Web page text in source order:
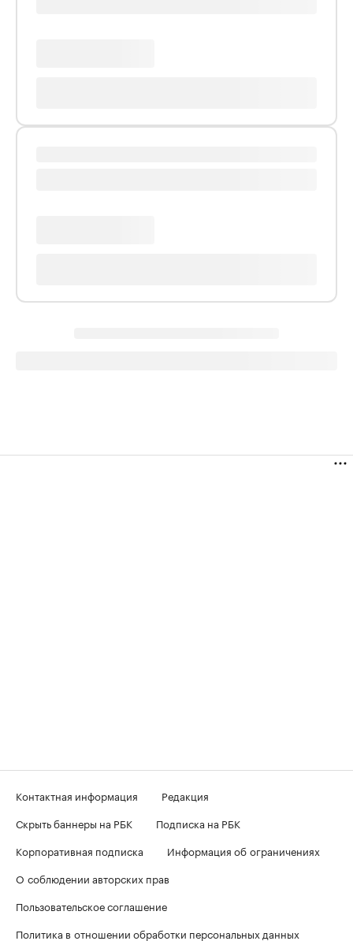
Контактная информация
Редакция
Скрыть баннеры на РБК
Подписка на РБК
Корпоративная подписка
Информация об ограничениях
О соблюдении авторских прав
Пользовательское соглашение
Политика в отношении обработки персональных данных